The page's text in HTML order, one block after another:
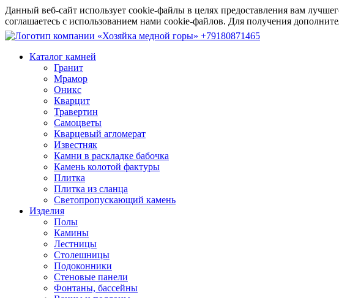
Данный веб-сайт использует cookie-файлы в целях предоставления вам
соглашаетесь с использованием нами cookie-файлов. Для получения
+79180871465
Каталог камней
Гранит
Мрамор
Оникс
Кварцит
Травертин
Самоцветы
Кварцевый агломерат
Известняк
Камни в раскладке бабочка
Камень колотой фактуры
Плитка
Плитка из сланца
Светопропускающий камень
Изделия
Полы
Камины
Лестницы
Столешницы
Подоконники
Стеновые панели
Фонтаны, бассейны